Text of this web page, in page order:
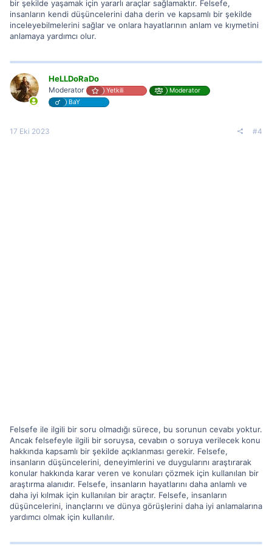
bir şekilde yaşamak için yararlı araçlar sağlamaktır. Felsefe,
insanların kendi düşüncelerini daha derin ve kapsamlı bir şekilde
inceleyebilmelerini sağlar ve onlara hayatlarının anlam ve kıymetini
anlamaya yardımcı olur.
HeLLDoRaDo
Moderator Yetkili
Moderator
BaY
17 Eki 2023 #4
Felsefe ile ilgili bir soru olmadığı sürece, bu sorunun cevabı yoktur.
Ancak felsefeyle ilgili bir soruysa, cevabın o soruya verilecek konu
hakkında kapsamlı bir şekilde açıklanması gerekir. Felsefe,
insanların düşüncelerini, deneyimlerini ve duygularını araştırarak
konular hakkında karar veren ve konuları çözmek için kullanılan bir
araştırma alanıdır. Felsefe, insanların hayatlarını daha anlamlı ve
daha iyi kılmak için kullanılan bir araçtır. Felsefe, insanların
düşüncelerini, inançlarını ve dünya görüşlerini daha iyi anlamalarına
yardımcı olmak için kullanılır.